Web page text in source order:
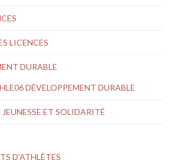
LICENCES
DURABLE
DÉVELOPPEMENT DURABLE
ET SOLIDARITÉ
D’ATHLÈTES